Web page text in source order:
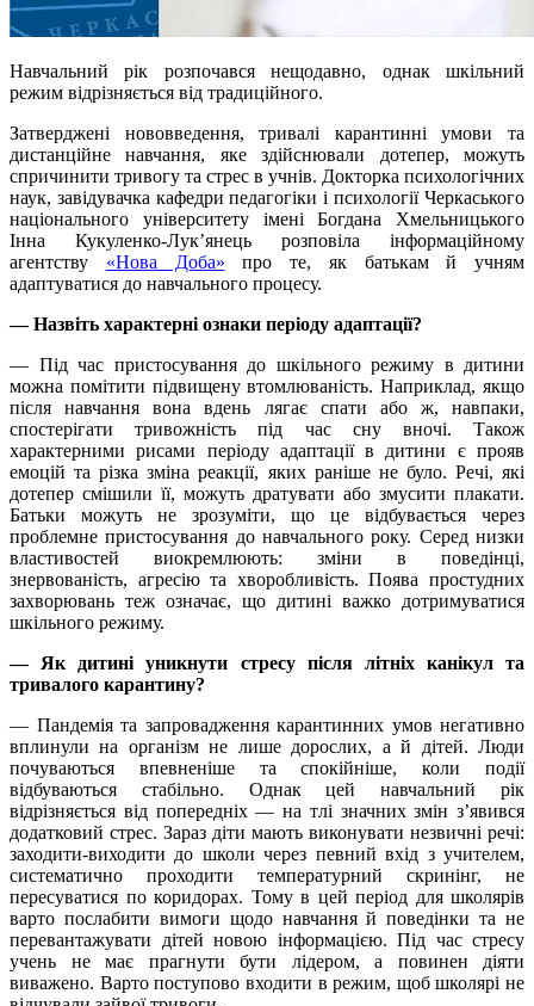
Навчальний рік розпочався нещодавно, однак шкільний
режим відрізняється від традиційного.
Затверджені нововведення, тривалі карантинні умови та
дистанційне навчання, яке здійснювали дотепер, можуть
спричинити тривогу та стрес в учнів. Докторка психологічних
наук, завідувачка кафедри педагогіки і психології Черкаського
національного університету імені Богдана Хмельницького
Інна Кукуленко-Лук’янець розповіла інформаційному
агентству «Нова Доба» про те, як батькам й учням
адаптуватися до навчального процесу.
— Назвіть характерні ознаки періоду адаптації?
— Під час пристосування до шкільного режиму в дитини
можна помітити підвищену втомлюваність. Наприклад, якщо
після навчання вона вдень лягає спати або ж, навпаки,
спостерігати тривожність під час сну вночі. Також
характерними рисами періоду адаптації в дитини є прояв
емоцій та різка зміна реакції, яких раніше не було. Речі, які
дотепер смішили її, можуть дратувати або змусити плакати.
Батьки можуть не зрозуміти, що це відбувається через
проблемне пристосування до навчального року. Серед низки
властивостей виокремлюють: зміни в поведінці,
знервованість, агресію та хворобливість. Поява простудних
захворювань теж означає, що дитині важко дотримуватися
шкільного режиму.
— Як дитині уникнути стресу після літніх канікул та
тривалого карантину?
— Пандемія та запровадження карантинних умов негативно
вплинули на організм не лише дорослих, а й дітей. Люди
почуваються впевненіше та спокійніше, коли події
відбуваються стабільно. Однак цей навчальний рік
відрізняється від попередніх — на тлі значних змін з’явився
додатковий стрес. Зараз діти мають виконувати незвичні речі:
заходити-виходити до школи через певний вхід з учителем,
систематично проходити температурний скринінг, не
пересуватися по коридорах. Тому в цей період для школярів
варто послабити вимоги щодо навчання й поведінки та не
перевантажувати дітей новою інформацією. Під час стресу
учень не має прагнути бути лідером, а повинен діяти
виважено. Варто поступово входити в режим, щоб школярі не